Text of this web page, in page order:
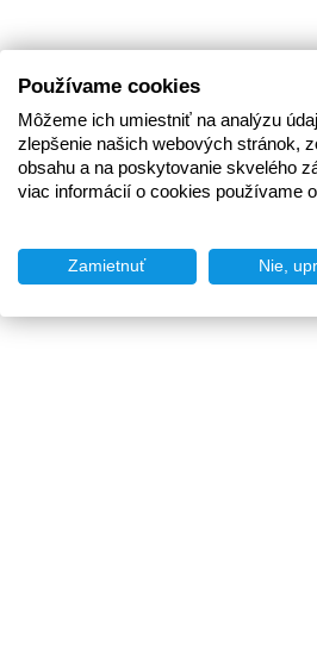
Používame cookies
Môžeme ich umiestniť na analýzu
zlepšenie našich webových stránok,
obsahu a na poskytovanie skvelého
viac informácií o cookies používame
Zamietnuť Nie,